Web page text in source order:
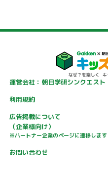
運営会社：朝日学研シンクエスト
利用規約
広告掲載について
（企業様向け）
※パートナー企業のページに遷移します
お問い合わせ